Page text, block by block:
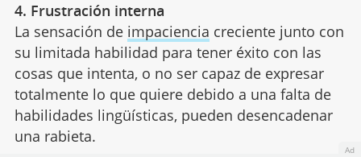
4. Frustración interna
La sensación de impaciencia creciente junto con
su limitada habilidad para tener éxito con las
cosas que intenta, o no ser capaz de expresar
totalmente lo que quiere debido a una falta de
habilidades lingüísticas, pueden desencadenar
una rabieta.
Ad